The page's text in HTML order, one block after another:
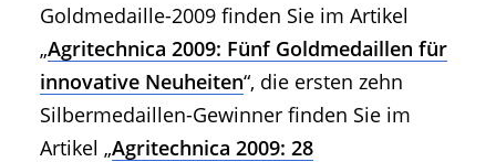
Goldmedaille-2009 finden Sie im Artikel
„Agritechnica 2009: Fünf Goldmedaillen für
innovative Neuheiten“, die ersten zehn
Silbermedaillen-Gewinner finden Sie im
Artikel „Agritechnica 2009: 28